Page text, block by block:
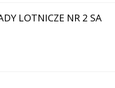
LOTNICZE NR 2 SA